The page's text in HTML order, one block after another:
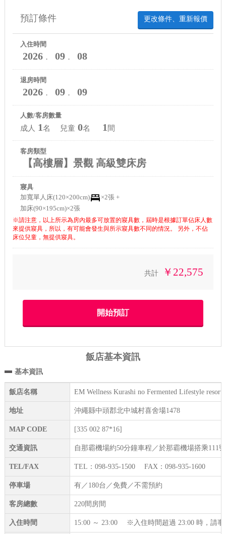
更改條件、重新報價
預訂條件
入住時間
2026． 09． 08
退房時間
2026． 09． 09
人數/客房數量
成人 1名 兒童 0名 1間
客房類型
【高樓層】景觀 高級雙床房
寢具
加寬單人床(120×200cm)
×2張 +
加床(90×195cm)×2張
※請注意，以上所示為房內最多可放置的寢具數，屆時是根據訂單佔床人數
來提供寢具，所以，有可能會發生與所示寢具數不同的情況。 另外，不佔
床位兒童，無提供寢具。
共計 ￥22,575
飯店基本資訊
基本資訊
飯店名稱 EM Wellness Kurashi no Fermented Lifestyle resort
地址 沖繩縣中頭郡北中城村喜舍場1478
MAP CODE [335 002 87*16]
交通資訊 自那霸機場約50分鐘車程／於那霸機場搭乘111
TEL/FAX TEL：098-935-1500 FAX：098-935-1600
停車場 有／180台／免費／不需預約
客房總數 220間房間
入住時間 15:00 ～ 23:00 ※入住時間超過 23:00 時，請事